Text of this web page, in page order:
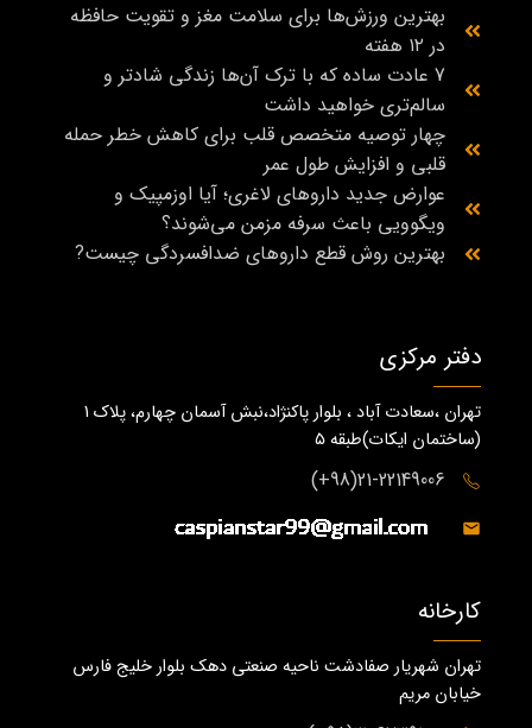
بهترین ورزش‌ها برای سلامت مغز و تقویت حافظه
در ۱۲ هفته
7 عادت ساده که با ترک آن‌ها زندگی شادتر و
سالم‌تری خواهید داشت
چهار توصیه متخصص قلب برای کاهش خطر حمله
قلبی و افزایش طول عمر
عوارض جدید داروهای لاغری؛ آیا اوزمپیک و
ویگوویی باعث سرفه مزمن می‌شوند؟
بهترین روش قطع داروهای ضدافسردگی چیست?
دفتر مرکزی
تهران ،سعادت آباد ، بلوار پاکنژاد،نبش آسمان چهارم، پلاک 1
(ساختمان ايكات)طبقه ٥
21-22149006(98+)
کارخانه
تهران شهریار صفادشت ناحیه صنعتی دهک بلوار خلیج فارس
خیابان مریم